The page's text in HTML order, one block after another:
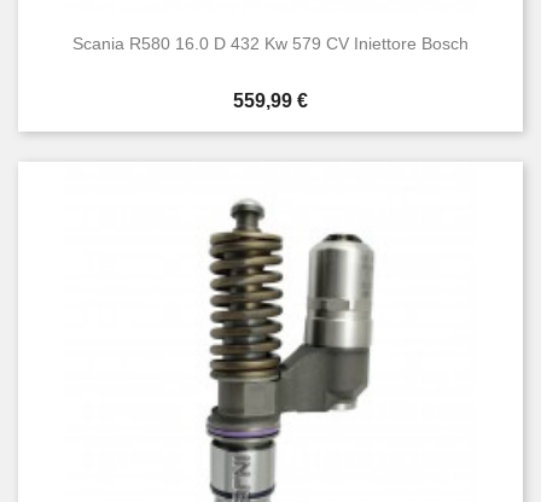
Scania R580 16.0 D 432 Kw 579 CV Iniettore Bosch
Prezzo
559,99 €